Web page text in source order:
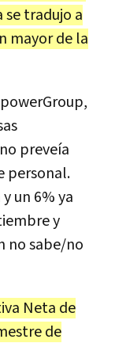
se tradujo a
mayor de la
preveía
personal.
un 6% ya
y
no sabe/no
Neta de
de